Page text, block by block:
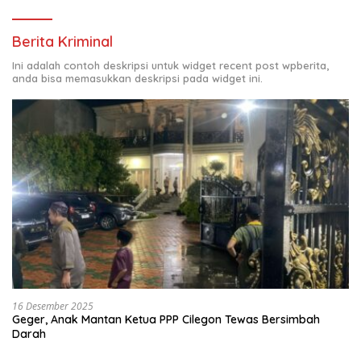
Berita Kriminal
Ini adalah contoh deskripsi untuk widget recent post wpberita,
anda bisa memasukkan deskripsi pada widget ini.
16 Desember 2025
Geger, Anak Mantan Ketua PPP Cilegon Tewas Bersimbah
Darah